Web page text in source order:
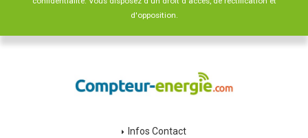
d'opposition.
Infos Contact